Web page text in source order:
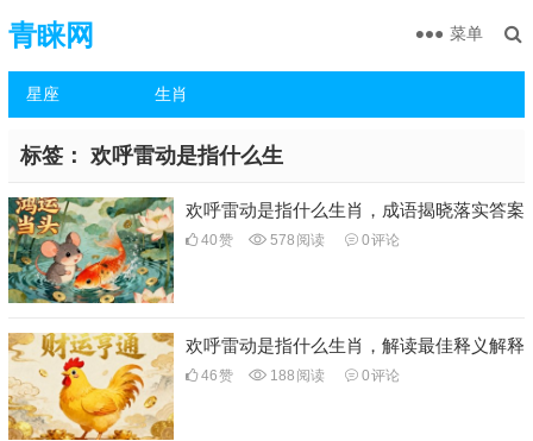
青睐网
星座 生肖
菜单
标签： 欢呼雷动是指什么生
欢呼雷动是指什么生肖，成语揭晓落实答案
40赞 578 阅读 0评论
欢呼雷动是指什么生肖，解读最佳释义解释
46赞 188 阅读 0评论